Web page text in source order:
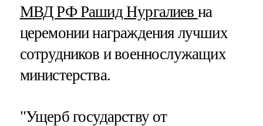
МВД РФ Рашид Нургалиев на
церемонии награждения лучших
сотрудников и военнослужащих
министерства.
"Ущерб государству от